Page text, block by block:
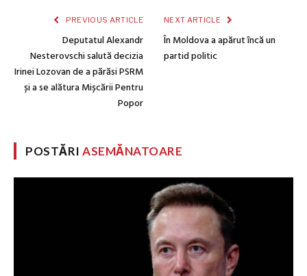
PREVIOUS ARTICLE
Deputatul Alexandr
Nesterovschi salută decizia
Irinei Lozovan de a părăsi PSRM
și a se alătura Mișcării Pentru
Popor
NEXT ARTICLE
În Moldova a apărut încă un
partid politic
POSTĂRIASEMĂNATOARE